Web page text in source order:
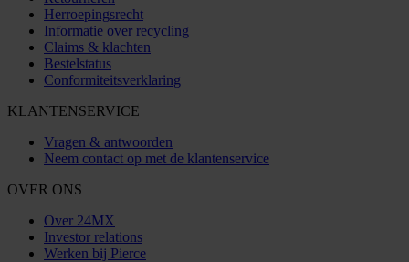
Herroepingsrecht
Informatie over recycling
Claims & klachten
Bestelstatus
Conformiteitsverklaring
KLANTENSERVICE
Vragen & antwoorden
Neem contact op met de klantenservice
OVER ONS
Over 24MX
Investor relations
Werken bij Pierce